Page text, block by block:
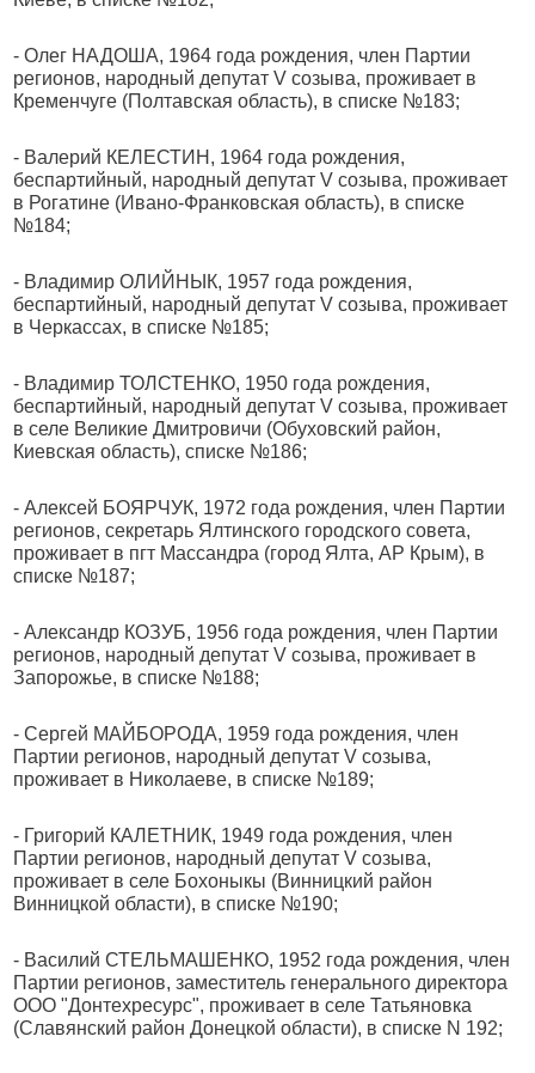
- Олег НАДОША, 1964 года рождения, член Партии
регионов, народный депутат V созыва, проживает в
Кременчуге (Полтавская область), в списке №183;
- Валерий КЕЛЕСТИН, 1964 года рождения,
беспартийный, народный депутат V созыва, проживает
в Рогатине (Ивано-Франковская область), в списке
№184;
- Владимир ОЛИЙНЫК, 1957 года рождения,
беспартийный, народный депутат V созыва, проживает
в Черкассах, в списке №185;
- Владимир ТОЛСТЕНКО, 1950 года рождения,
беспартийный, народный депутат V созыва, проживает
в селе Великие Дмитровичи (Обуховский район,
Киевская область), списке №186;
- Алексей БОЯРЧУК, 1972 года рождения, член Партии
регионов, секретарь Ялтинского городского совета,
проживает в пгт Массандра (город Ялта, АР Крым), в
списке №187;
- Александр КОЗУБ, 1956 года рождения, член Партии
регионов, народный депутат V созыва, проживает в
Запорожье, в списке №188;
- Сергей МАЙБОРОДА, 1959 года рождения, член
Партии регионов, народный депутат V созыва,
проживает в Николаеве, в списке №189;
- Григорий КАЛЕТНИК, 1949 года рождения, член
Партии регионов, народный депутат V созыва,
проживает в селе Бохоныкы (Винницкий район
Винницкой области), в списке №190;
- Василий СТЕЛЬМАШЕНКО, 1952 года рождения, член
Партии регионов, заместитель генерального директора
ООО "Донтехресурс", проживает в селе Татьяновка
(Славянский район Донецкой области), в списке N 192;